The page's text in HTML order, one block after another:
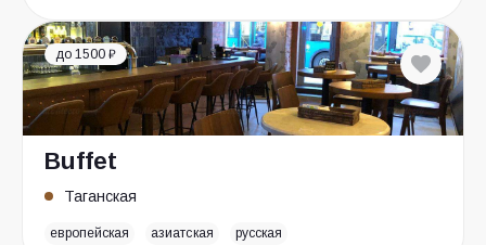
до 1500 ₽
Buffet
Таганская
европейская азиатская русская